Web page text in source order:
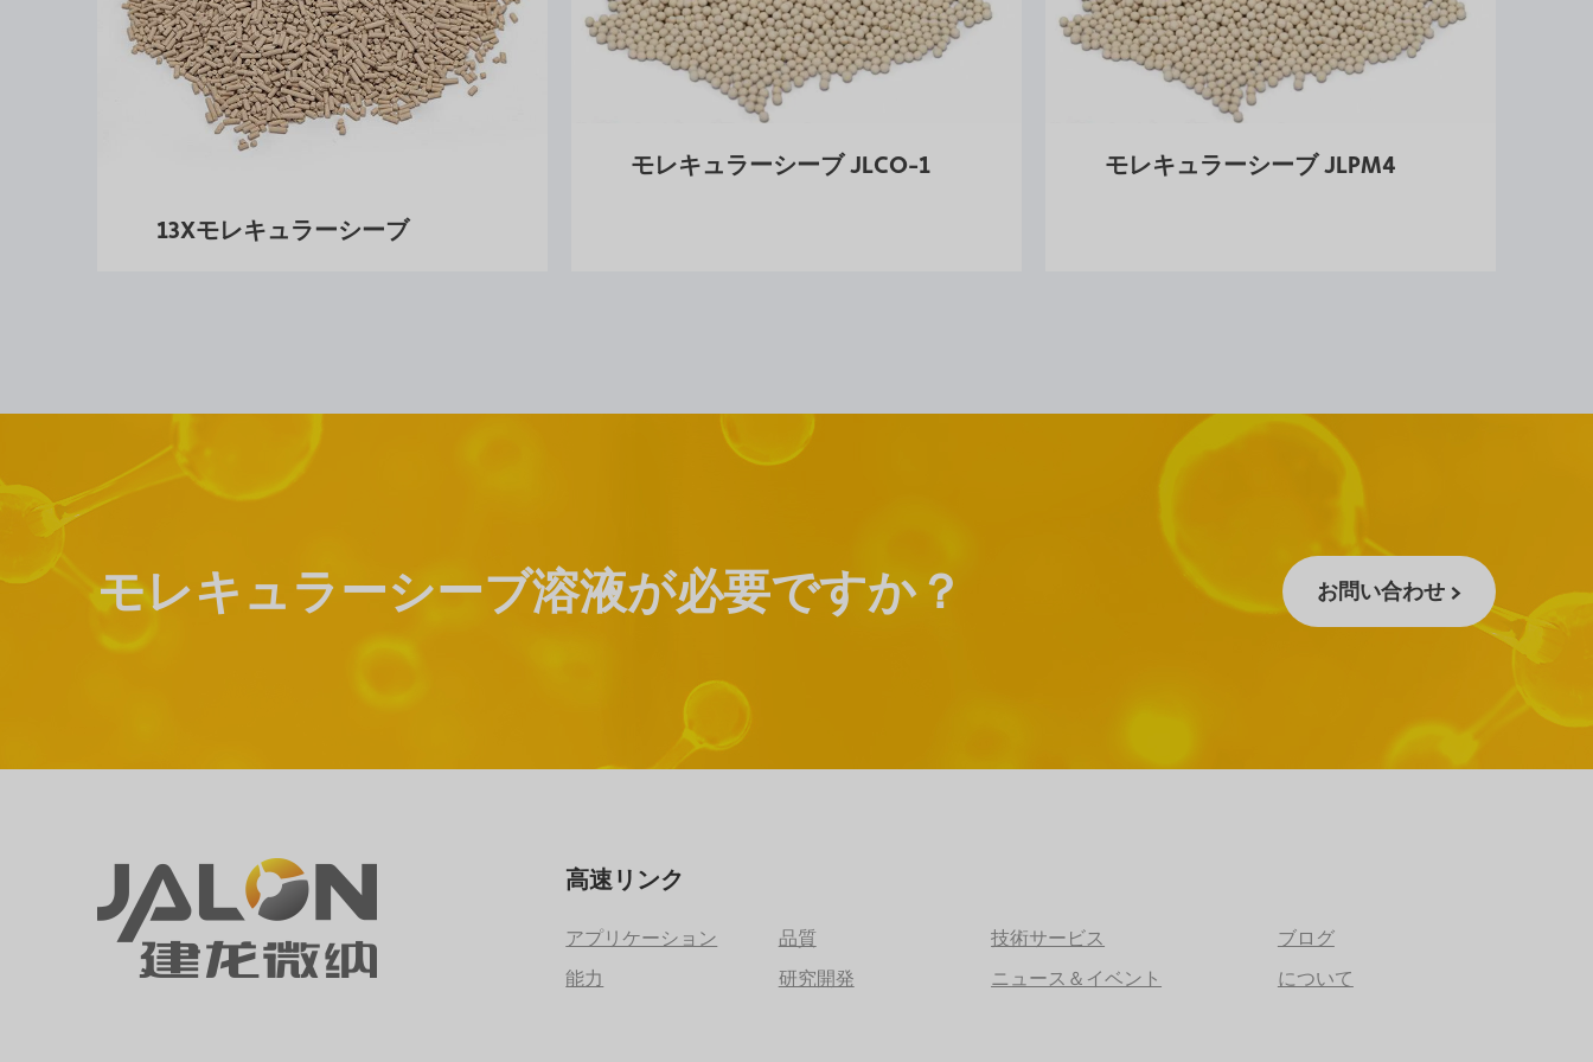
13Xモレキュラーシーブ
モレキュラーシーブ JLCO-1 モレキュラーシーブ JLPM4
モレキュラーシーブ溶液が必要ですか？ お問い合わせ >
高速リンク
アプリケーション 品質 技術サービス
ブログ
能力
研究開発 ニュース＆イベント について